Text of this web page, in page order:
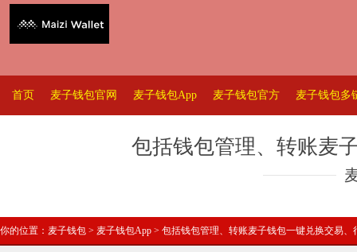
首页 麦子钱包官网 麦子钱包App 麦子钱包官方 麦子钱包多
包括钱包管理、转账麦
你的位置： 麦子钱包 > 麦子钱包App > 包括钱包管理、转账麦子钱包一键兑换交易、